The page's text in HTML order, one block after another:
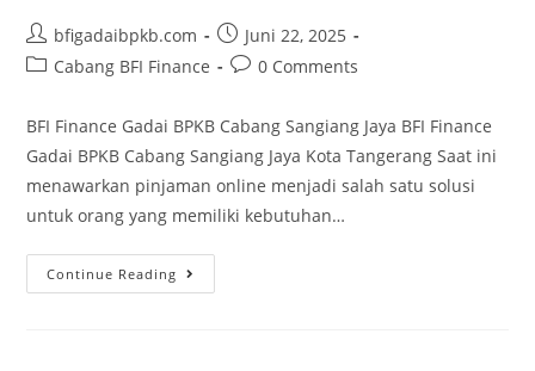
bfigadaibpkb.com
Juni 22, 2025
Cabang BFI Finance
0 Comments
BFI Finance Gadai BPKB Cabang Sangiang Jaya BFI Finance
Gadai BPKB Cabang Sangiang Jaya Kota Tangerang Saat ini
menawarkan pinjaman online menjadi salah satu solusi
untuk orang yang memiliki kebutuhan…
Continue Reading